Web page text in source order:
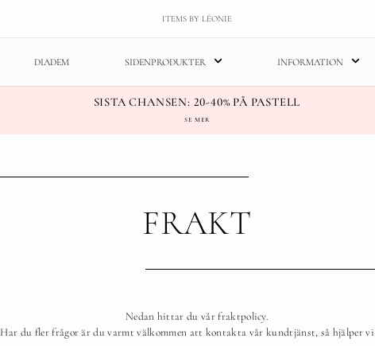
ITEMS BY LÉONIE
DIADEM SIDENPRODUKTER INFORMATION
SISTA CHANSEN: 20-40% PÅ PASTELL
SE MER
FRAKT
Nedan hittar du vår fraktpolicy.
Har du fler frågor är du varmt välkommen att kontakta vår kundtjänst, så hjälper